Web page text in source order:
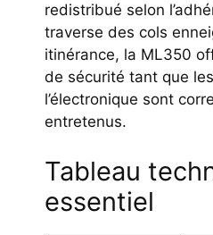
redistribué selon
traverse des cols
itinérance, la ML350
de sécurité tant que
l’électronique sont
entretenus.
Tableau
essentiel